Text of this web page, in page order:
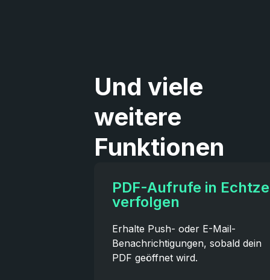
Und viele
weitere
Funktionen
PDF-Aufrufe in
verfolgen
Erhalte Push- oder E-Mail-
Benachrichtigungen, sobald dein
PDF geöffnet wird.